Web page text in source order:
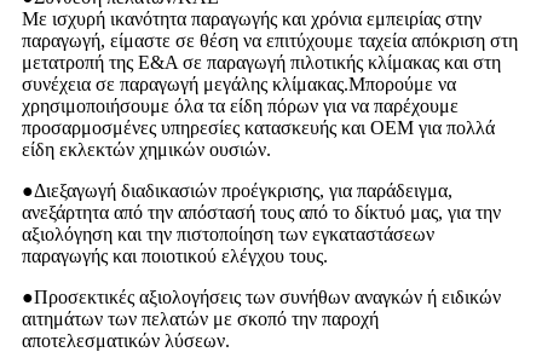
Με ισχυρή ικανότητα παραγωγής και χρόνια εμπειρίας στην
παραγωγή, είμαστε σε θέση να επιτύχουμε ταχεία απόκριση στη
μετατροπή της Ε&Α σε παραγωγή πιλοτικής κλίμακας και στη
συνέχεια σε παραγωγή μεγάλης κλίμακας.Μπορούμε να
χρησιμοποιήσουμε όλα τα είδη πόρων για να παρέχουμε
προσαρμοσμένες υπηρεσίες κατασκευής και OEM για πολλά
είδη εκλεκτών χημικών ουσιών.
●Διεξαγωγή διαδικασιών προέγκρισης, για παράδειγμα,
ανεξάρτητα από την απόστασή τους από το δίκτυό μας, για την
αξιολόγηση και την πιστοποίηση των εγκαταστάσεων
παραγωγής και ποιοτικού ελέγχου τους.
●Προσεκτικές αξιολογήσεις των συνήθων αναγκών ή ειδικών
αιτημάτων των πελατών με σκοπό την παροχή
αποτελεσματικών λύσεων.